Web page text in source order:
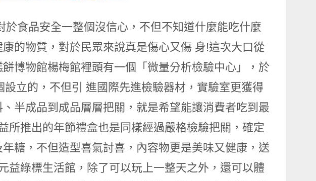
食品安全一整個沒信心，不但不知道什麼能吃什麼
的物質，對於民眾來說真是傷心又傷 身!這次大口從
博物館楊梅館裡頭有一個「微量分析檢驗中心」，於
立的，不但引 進國際先進檢驗器材，實驗室更獲得
半成品到成品層層把關，就是希望能讓消費者吃到最
所推出的年節禮盒也是同樣經過嚴格檢驗把關，確定
糖，不但造型喜氣討喜，內容物更是美味又健康，送
益綠標生活館，除了可以玩上一整天之外，還可以體